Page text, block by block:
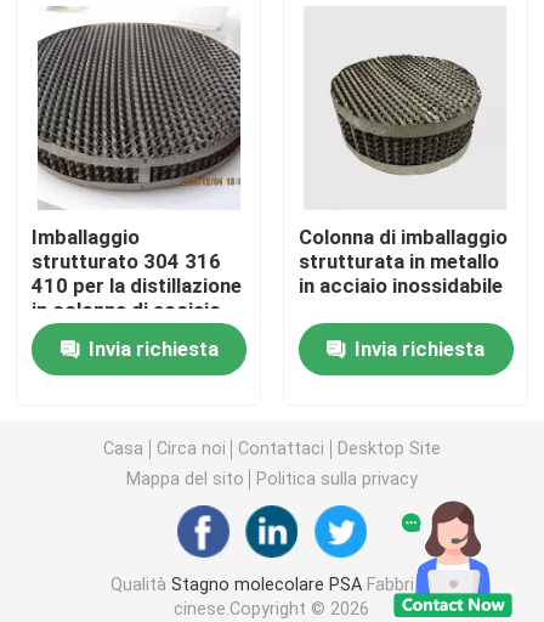
Zeolite a setaccio molecolare
carbonato di litio
Allumina attivata
Imballaggio a colonna casuale
imballaggio a torre strutturato
Imballaggio di laboratorio
internals della colonna di distillazione
Palla ceramica dell'allumina
Imballaggio
strutturato 304 316
410 per la distillazione
in colonna di acciaio
inossidabile2000
Invia richiesta
Colonna di imballaggio
strutturata in metallo
in acciaio inossidabile
Invia richiesta
Casa Circa noi Contattaci
Desktop Site
Mappa del sito
Politica sulla privacy
Qualità Stagno molecolare PSAFabbrica
cinese.Copyright © 2026